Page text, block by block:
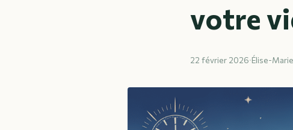
votre
22 février 2026·Élise-